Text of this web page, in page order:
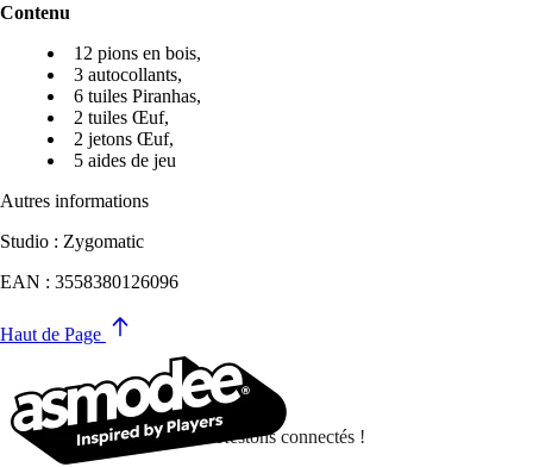
Contenu
12 pions en bois,
3 autocollants,
6 tuiles Piranhas,
2 tuiles Œuf,
2 jetons Œuf,
5 aides de jeu
Autres informations
Studio : Zygomatic
EAN : 3558380126096
Haut de Page
Restons connectés !